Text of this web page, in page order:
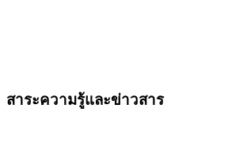
สาระความรู้และข่าวสาร